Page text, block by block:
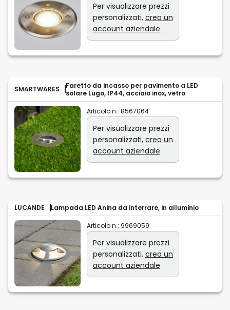
Per visualizzare prezzi
personalizzati, crea un
account aziendale
SMARTWARES
Faretto da incasso per pavimento a LED
solare Lugo, IP44, acciaio inox, vetro
Articolo n.: 8567064
Per visualizzare prezzi
personalizzati, crea un
account aziendale
LUCANDE Lampada LED Anina da interrare, in alluminio
Articolo n.: 9969059
Per visualizzare prezzi
personalizzati, crea un
account aziendale